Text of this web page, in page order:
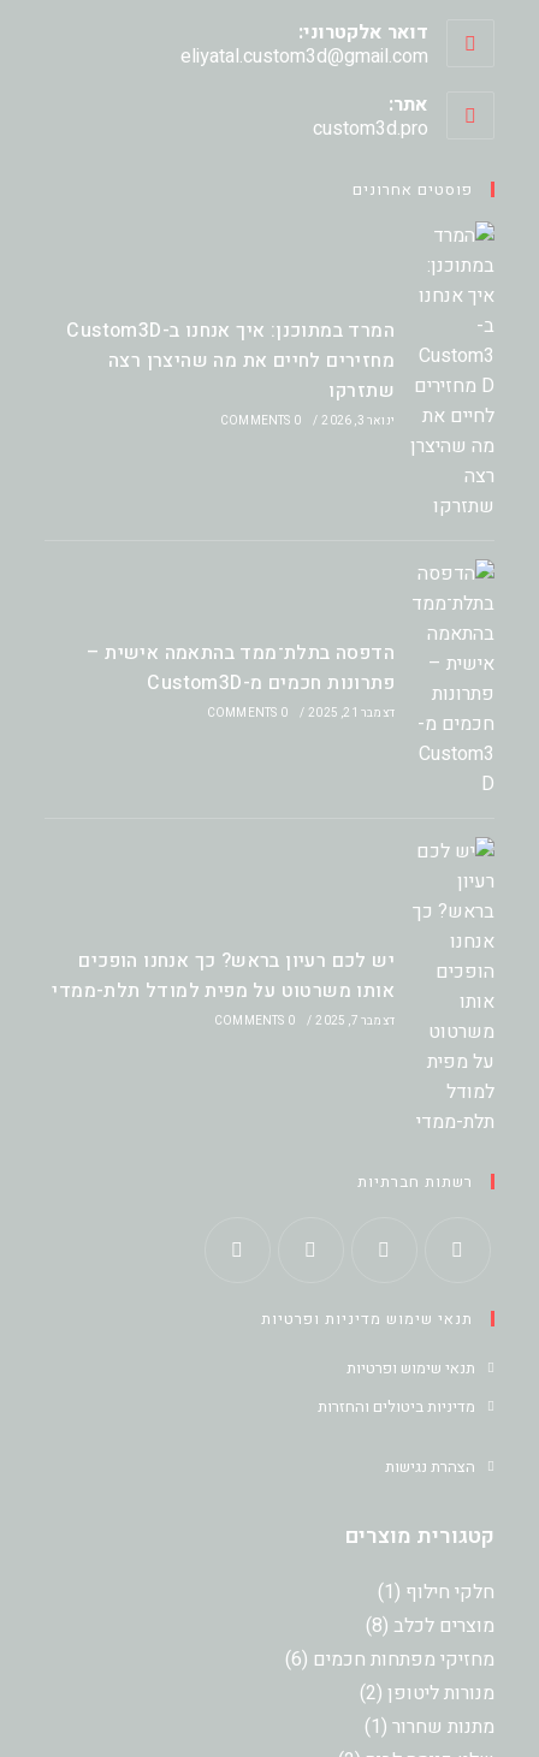
דואר אלקטרוני:
eliyatal.custom3d@gmail.com
אתר:
custom3d.pro
פוסטים אחרונים
המרד במתוכנן: איך אנחנו ב-Custom3D
מחזירים לחיים את מה שהיצרן רצה
שתזרקו
ינואר 3, 2026 /
0 COMMENTS
הדפסה בתלת־ממד בהתאמה אישית –
פתרונות חכמים מ-Custom3D
דצמבר 21, 2025 /
0 COMMENTS
יש לכם רעיון בראש? כך אנחנו הופכים
אותו משרטוט על מפית למודל תלת-ממדי
דצמבר 7, 2025 /
0 COMMENTS
רשתות חברתיות
תנאי שימוש מדיניות ופרטיות
תנאי שימוש ופרטיות
מדיניות ביטולים והחזרות
הצהרת נגישות
קטגורית מוצרים
חלקי חילוף 1
מוצרים לכלב 8
מחזיקי מפתחות חכמים 6
מנורות ליטופן 2
מתנות שחרור 1